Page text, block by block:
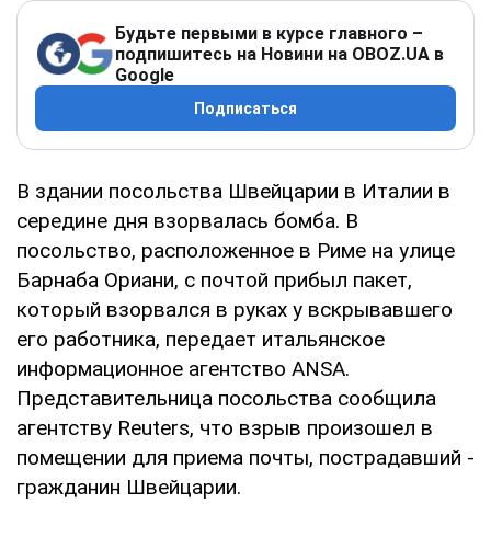
Будьте первыми в курсе главного –
подпишитесь на Новини на OBOZ.UA в
Google
Подписаться
В здании посольства Швейцарии в Италии в
середине дня взорвалась бомба. В
посольство, расположенное в Риме на улице
Барнаба Ориани, с почтой прибыл пакет,
который взорвался в руках у вскрывавшего
его работника, передает итальянское
информационное агентство ANSA.
Представительница посольства сообщила
агентству Reuters, что взрыв произошел в
помещении для приема почты, пострадавший -
гражданин Швейцарии.